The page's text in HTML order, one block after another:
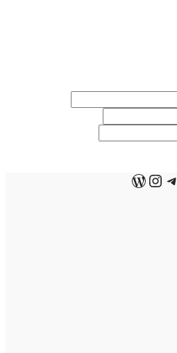
تلگرام
اینستاگرم
وردپرس